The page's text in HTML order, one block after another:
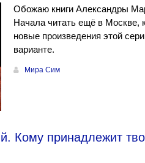
Обожаю книги Александры
Начала читать ещё в Москве,
новые произведения этой
варианте.
Мира Сим
Кому принадлежит